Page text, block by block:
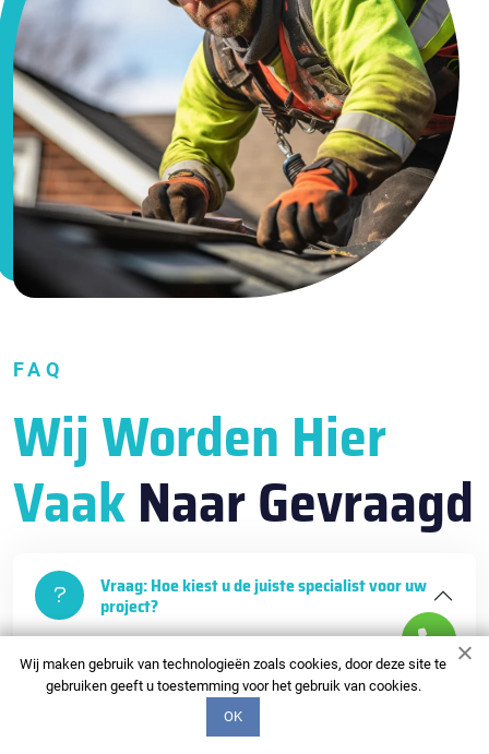
FAQ
Wij Worden Hier
VaakNaar Gevraagd
Vraag: Hoe kiest u de juiste specialist voor uw
project?
Antwoord: Op basis van onze specialistencatalogus
kunt u een geschikte specialist kiezen. We beschikken
over gedetailleerde portfolio's, klantbeoordelingen en
Wij maken gebruik van technologieën zoals cookies, door deze site te
gebruiken geeft u toestemming voor het gebruik van cookies.
OK